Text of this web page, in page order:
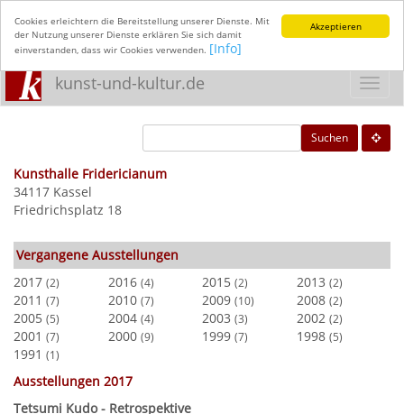
Akzeptieren
Cookies erleichtern die Bereitstellung unserer Dienste. Mit
der Nutzung unserer Dienste erklären Sie sich damit
einverstanden, dass wir Cookies verwenden. [Info]
kunst-und-kultur.de
Suchen
Kunsthalle Fridericianum
34117 Kassel
Friedrichsplatz 18
Vergangene Ausstellungen
2017 (2) 2016 (4) 2015 (2) 2013 (2)
2011 (7) 2010 (7) 2009 (10) 2008 (2)
2005 (5) 2004 (4) 2003 (3) 2002 (2)
2001 (7) 2000 (9) 1999 (7) 1998 (5)
1991 (1)
Ausstellungen 2017
Tetsumi Kudo - Retrospektive